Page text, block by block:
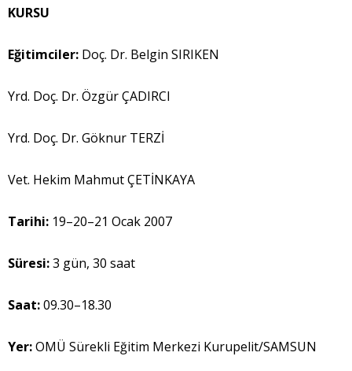
KURSU
Eğitimciler: Doç. Dr. Belgin SIRIKEN
Yrd. Doç. Dr. Özgür ÇADIRCI
Yrd. Doç. Dr. Göknur TERZİ
Vet. Hekim Mahmut ÇETİNKAYA
Tarihi: 19–20–21 Ocak 2007
Süresi:3 gün, 30 saat
Saat:09.30–18.30
Yer:OMÜ Sürekli Eğitim Merkezi Kurupelit/SAMSUN